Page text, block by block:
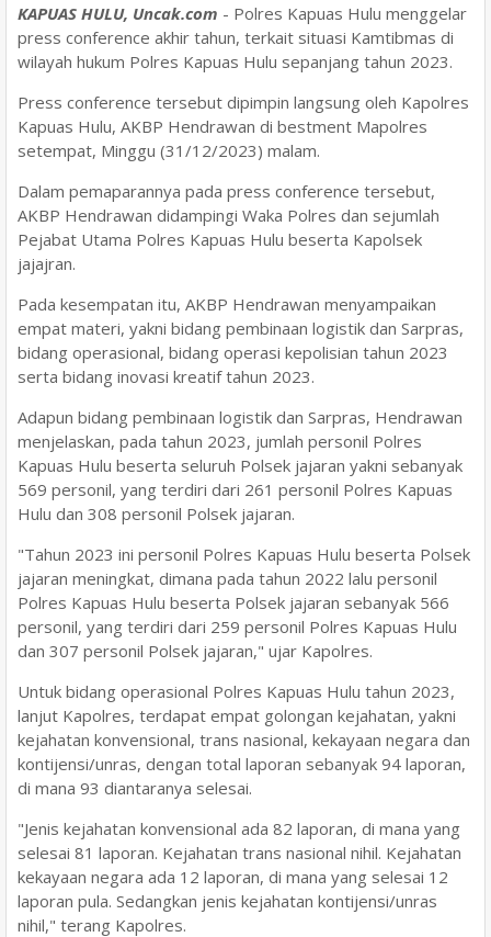
KAPUAS HULU, Uncak.com - Polres Kapuas Hulu menggelar
press conference akhir tahun, terkait situasi Kamtibmas di
wilayah hukum Polres Kapuas Hulu sepanjang tahun 2023.
Press conference tersebut dipimpin langsung oleh Kapolres
Kapuas Hulu, AKBP Hendrawan di bestment Mapolres
setempat, Minggu (31/12/2023) malam.
Dalam pemaparannya pada press conference tersebut,
AKBP Hendrawan didampingi Waka Polres dan sejumlah
Pejabat Utama Polres Kapuas Hulu beserta Kapolsek
jajajran.
Pada kesempatan itu, AKBP Hendrawan menyampaikan
empat materi, yakni bidang pembinaan logistik dan Sarpras,
bidang operasional, bidang operasi kepolisian tahun 2023
serta bidang inovasi kreatif tahun 2023.
Adapun bidang pembinaan logistik dan Sarpras, Hendrawan
menjelaskan, pada tahun 2023, jumlah personil Polres
Kapuas Hulu beserta seluruh Polsek jajaran yakni sebanyak
569 personil, yang terdiri dari 261 personil Polres Kapuas
Hulu dan 308 personil Polsek jajaran.
"Tahun 2023 ini personil Polres Kapuas Hulu beserta Polsek
jajaran meningkat, dimana pada tahun 2022 lalu personil
Polres Kapuas Hulu beserta Polsek jajaran sebanyak 566
personil, yang terdiri dari 259 personil Polres Kapuas Hulu
dan 307 personil Polsek jajaran," ujar Kapolres.
Untuk bidang operasional Polres Kapuas Hulu tahun 2023,
lanjut Kapolres, terdapat empat golongan kejahatan, yakni
kejahatan konvensional, trans nasional, kekayaan negara dan
kontijensi/unras, dengan total laporan sebanyak 94 laporan,
di mana 93 diantaranya selesai.
"Jenis kejahatan konvensional ada 82 laporan, di mana yang
selesai 81 laporan. Kejahatan trans nasional nihil. Kejahatan
kekayaan negara ada 12 laporan, di mana yang selesai 12
laporan pula. Sedangkan jenis kejahatan kontijensi/unras
nihil," terang Kapolres.